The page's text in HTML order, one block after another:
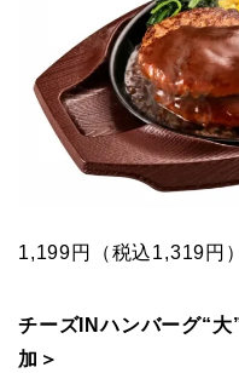
1,199円（税込1,319円）
チーズINハンバーグ“
加＞